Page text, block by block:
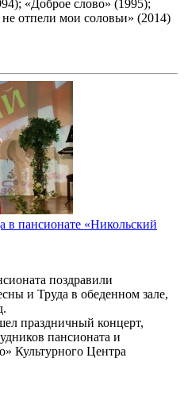
«Доброе слово» (1995);
отпели мои соловьи» (2014)
в пансионате «Никольский
поздравили
и Труда в обеденном зале,
праздничный концерт,
пансионата и
Культурного Центра